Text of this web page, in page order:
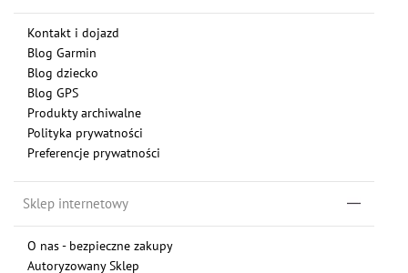
Kontakt i dojazd
Blog Garmin
Blog dziecko
Blog GPS
Produkty archiwalne
Polityka prywatności
Preferencje prywatności
Sklep internetowy
O nas - bezpieczne zakupy
Autoryzowany Sklep